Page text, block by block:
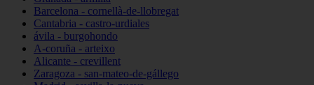
Barcelona - cornellà-de-llobregat
Cantabria - castro-urdiales
ávila - burgohondo
A-coruña - arteixo
Alicante - crevillent
Zaragoza - san-mateo-de-gállego